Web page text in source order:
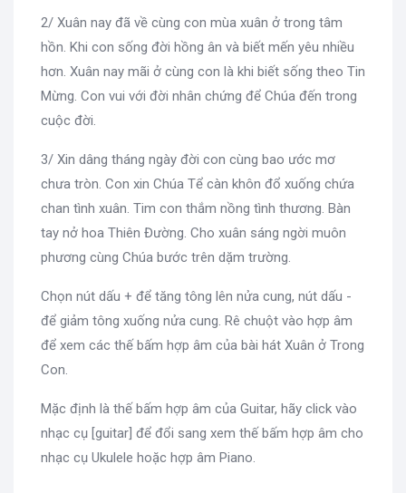
2/ Xuân nay đã về cùng con mùa xuân ở trong tâm
hồn. Khi con sống đời hồng ân và biết mến yêu nhiều
hơn. Xuân nay mãi ở cùng con là khi biết sống theo Tin
Mừng. Con vui với đời nhân chứng để Chúa đến trong
cuộc đời.
3/ Xin dâng tháng ngày đời con cùng bao ước mơ
chưa tròn. Con xin Chúa Tể càn khôn đổ xuống chứa
chan tình xuân. Tim con thắm nồng tình thương. Bàn
tay nở hoa Thiên Đường. Cho xuân sáng ngời muôn
phương cùng Chúa bước trên dặm trường.
Chọn nút dấu + để tăng tông lên nửa cung, nút dấu -
để giảm tông xuống nửa cung. Rê chuột vào hợp âm
để xem các thế bấm hợp âm của bài hát Xuân ở Trong
Con.
Mặc định là thế bấm hợp âm của Guitar, hãy click vào
nhạc cụ [guitar] để đổi sang xem thế bấm hợp âm cho
nhạc cụ Ukulele hoặc hợp âm Piano.